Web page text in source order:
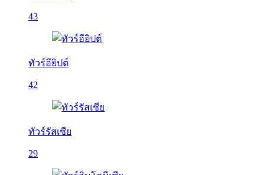
43
ทัวร์อียิปต์
42
ทัวร์รัสเซีย
29